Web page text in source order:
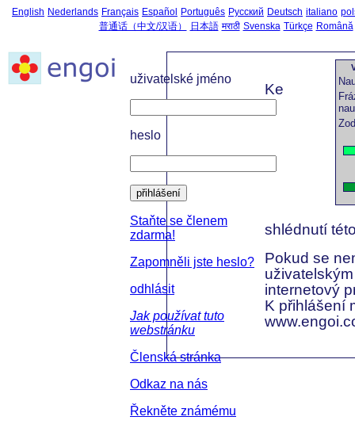
English Nederlands Français Español Português Русский Deutsch italiano
普通话（中文/汉语）
日本語 मराठी Svenska Türkçe Română
uživatelské jméno
heslo
přihlášení
Staňte se členem
zdarma!
Zapomněli jste heslo?
odhlásit
Jak používat tuto
webstránku
Členská stránka
Odkaz na nás
Řekněte známému
Ke
shlédnutí
Pokud se
internetový
K přihlášení